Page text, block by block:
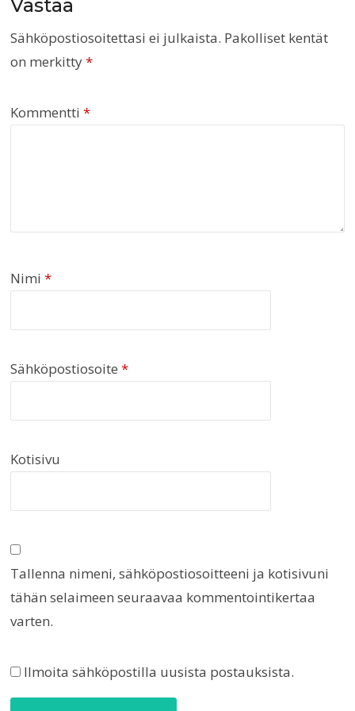
Vastaa
Sähköpostiosoitettasi ei julkaista. Pakolliset kentät
on merkitty*
Kommentti*
Nimi*
Sähköpostiosoite*
Kotisivu
Tallenna nimeni, sähköpostiosoitteeni ja kotisivuni
tähän selaimeen seuraavaa kommentointikertaa
varten.
Ilmoita sähköpostilla uusista postauksista.